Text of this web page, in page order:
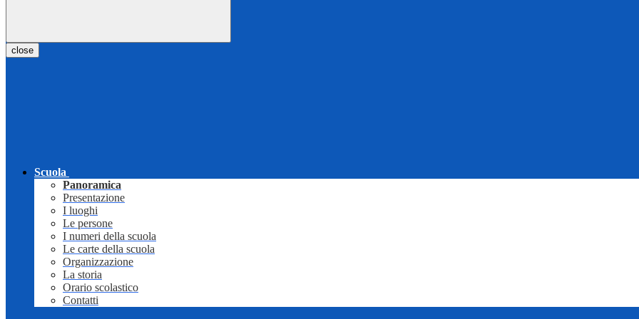
close
Scuola
Panoramica
Presentazione
I luoghi
Le persone
I numeri della scuola
Le carte della scuola
Organizzazione
La storia
Orario scolastico
Contatti